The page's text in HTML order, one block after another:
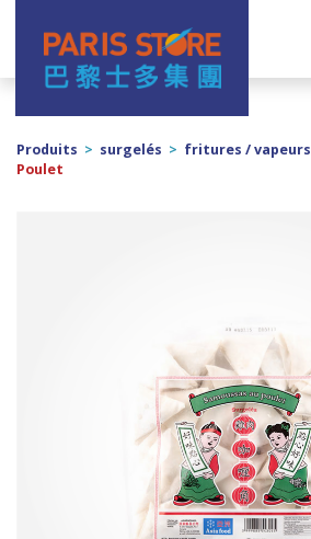
Navigation principale
Produits > surgelés > fritures / vapeurs
Poulet